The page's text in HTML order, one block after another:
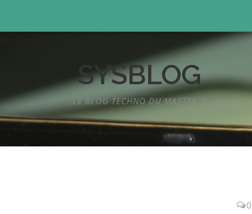
SYSBLOG
LE BLOG TECHNO DU MASTER 2
0